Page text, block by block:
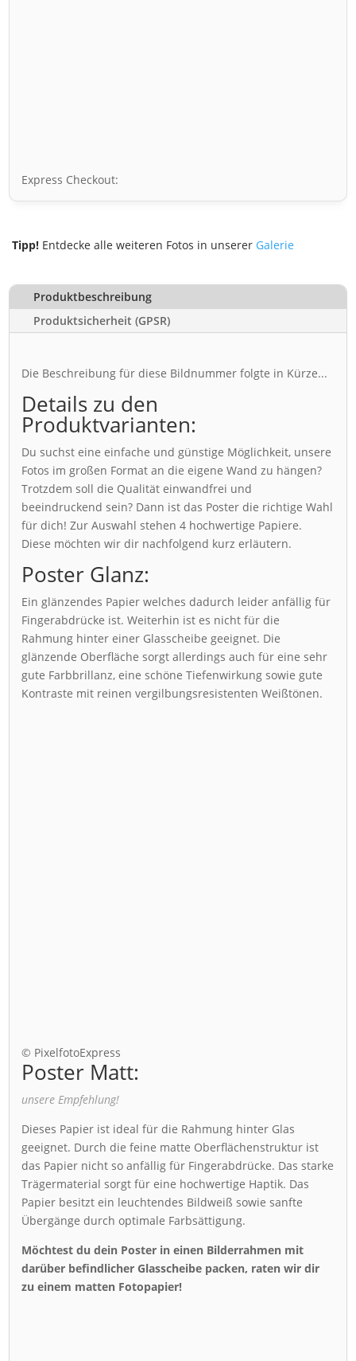
Express Checkout:
Tipp! Entdecke alle weiteren Fotos in unserer Galerie
Produktbeschreibung
Produktsicherheit (GPSR)
Die Beschreibung für diese Bildnummer folgte in Kürze...
Details zu den
Produktvarianten:
Du suchst eine einfache und günstige Möglichkeit, unsere
Fotos im großen Format an die eigene Wand zu hängen?
Trotzdem soll die Qualität einwandfrei und
beeindruckend sein? Dann ist das Poster die richtige Wahl
für dich! Zur Auswahl stehen 4 hochwertige Papiere.
Diese möchten wir dir nachfolgend kurz erläutern.
Poster Glanz:
Ein glänzendes Papier welches dadurch leider anfällig für
Fingerabdrücke ist. Weiterhin ist es nicht für die
Rahmung hinter einer Glasscheibe geeignet. Die
glänzende Oberfläche sorgt allerdings auch für eine sehr
gute Farbbrillanz, eine schöne Tiefenwirkung sowie gute
Kontraste mit reinen vergilbungsresistenten Weißtönen.
© PixelfotoExpress
Poster Matt:
unsere Empfehlung!
Dieses Papier ist ideal für die Rahmung hinter Glas
geeignet. Durch die feine matte Oberflächenstruktur ist
das Papier nicht so anfällig für Fingerabdrücke. Das starke
Trägermaterial sorgt für eine hochwertige Haptik. Das
Papier besitzt ein leuchtendes Bildweiß sowie sanfte
Übergänge durch optimale Farbsättigung.
Möchtest du dein Poster in einen Bilderrahmen mit
darüber befindlicher Glasscheibe packen, raten wir dir
zu einem matten Fotopapier!